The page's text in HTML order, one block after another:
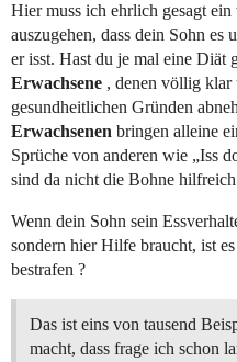
Hier muss ich ehrlich gesagt
auszugehen, dass dein Sohn
er isst. Hast du je mal eine Diät
Erwachsene , denen völlig klar
gesundheitlichen Gründen
Erwachsenen bringen alleine
Sprüche von anderen wie „Iss
sind da nicht die Bohne
Wenn dein Sohn sein
sondern hier Hilfe braucht, ist
bestrafen ?
Das ist eins von tausend
macht, dass frage ich schon